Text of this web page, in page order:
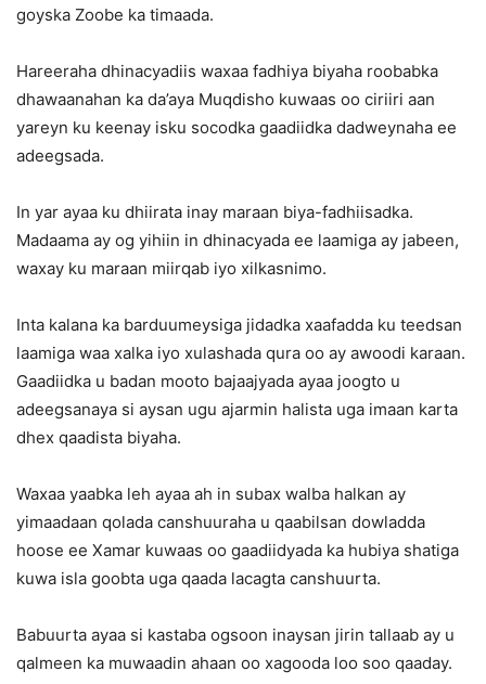
goyska Zoobe ka timaada.
Hareeraha dhinacyadiis waxaa fadhiya biyaha roobabka
dhawaanahan ka da’aya Muqdisho kuwaas oo ciriiri aan
yareyn ku keenay isku socodka gaadiidka dadweynaha ee
adeegsada.
In yar ayaa ku dhiirata inay maraan biya-fadhiisadka.
Madaama ay og yihiin in dhinacyada ee laamiga ay jabeen,
waxay ku maraan miirqab iyo xilkasnimo.
Inta kalana ka barduumeysiga jidadka xaafadda ku teedsan
laamiga waa xalka iyo xulashada qura oo ay awoodi karaan.
Gaadiidka u badan mooto bajaajyada ayaa joogto u
adeegsanaya si aysan ugu ajarmin halista uga imaan karta
dhex qaadista biyaha.
Waxaa yaabka leh ayaa ah in subax walba halkan ay
yimaadaan qolada canshuuraha u qaabilsan dowladda
hoose ee Xamar kuwaas oo gaadiidyada ka hubiya shatiga
kuwa isla goobta uga qaada lacagta canshuurta.
Babuurta ayaa si kastaba ogsoon inaysan jirin tallaab ay u
qalmeen ka muwaadin ahaan oo xagooda loo soo qaaday.